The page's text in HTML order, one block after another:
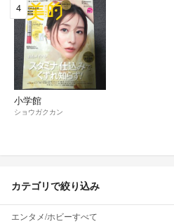
4
小学館
ショウガクカン
カテゴリで絞り込み
エンタメ/ホビーすべて